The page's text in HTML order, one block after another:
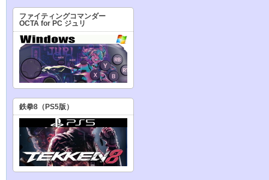
ファイティングコマンダー
OCTA for PC ジュリ
鉄拳8（PS5版）